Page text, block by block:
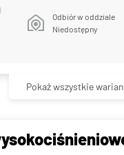
Odbiór w oddziale
Niedostępny
Pokaż wszystkie